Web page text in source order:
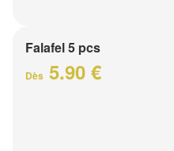
Falafel 5 pcs
Dès 5.90 €